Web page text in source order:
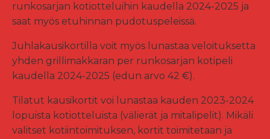
runkosarjan kotiotteluihin kaudella 2024-2025 ja
saat myös etuhinnan pudotuspeleissä.
Juhlakausikortilla voit myös lunastaa veloituksetta
yhden grillimakkaran per runkosarjan kotipeli
kaudella 2024-2025 (edun arvo 42 €).
Tilatut kausikortit voi lunastaa kauden 2023-2024
lopuista kotiotteluista (välierät ja mitalipelit). Mikäli
valitset kotiintoimituksen, kortit toimitetaan ja